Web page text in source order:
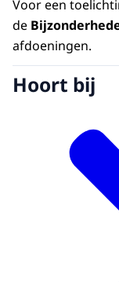
Voor een
de
afdoeningen.
Hoort bij